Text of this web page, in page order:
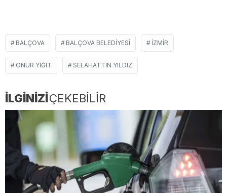
BALÇOVA BALÇOVA BELEDIYESI İZMIR
ONUR YIĞIT SELAHATTIN YILDIZ
İLGİNİZİÇEKEBİLİR